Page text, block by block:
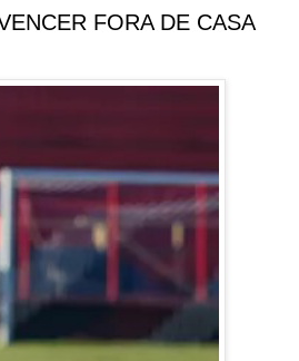
FORA DE CASA